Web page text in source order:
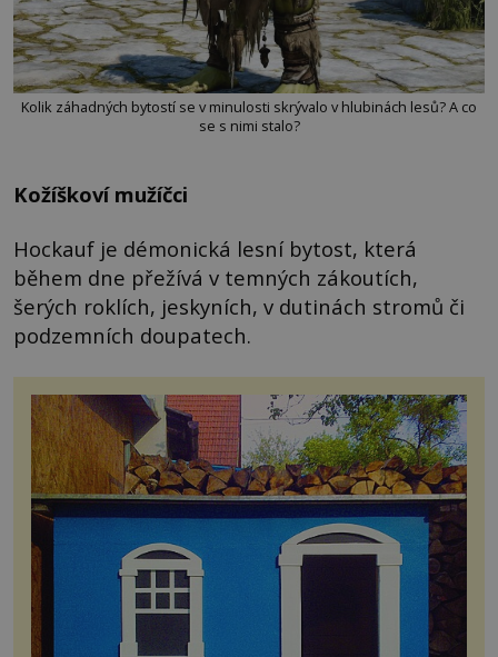
Kolik záhadných bytostí se v minulosti skrývalo v hlubinách lesů? A co
se s nimi stalo?
Kožíškoví mužíčci
Hockauf je démonická lesní bytost, která
během dne přežívá v temných zákoutích,
šerých roklích, jeskyních, v dutinách stromů či
podzemních doupatech.